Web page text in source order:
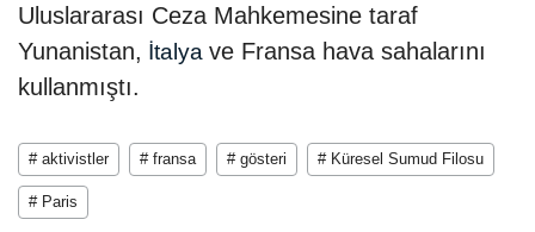
Uluslararası Ceza Mahkemesine taraf
Yunanistan, İtalya ve Fransa hava sahalarını
kullanmıştı.
# aktivistler # fransa # gösteri # Küresel Sumud Filosu
# Paris